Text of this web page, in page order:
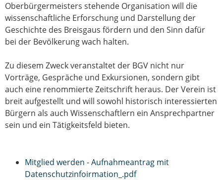
Oberbürgermeisters stehende Organisation will die
wissenschaftliche Erforschung und Darstellung der
Geschichte des Breisgaus fördern und den Sinn dafür
bei der Bevölkerung wach halten.
Zu diesem Zweck veranstaltet der BGV nicht nur
Vorträge, Gespräche und Exkursionen, sondern gibt
auch eine renommierte Zeitschrift heraus. Der Verein ist
breit aufgestellt und will sowohl historisch interessierten
Bürgern als auch Wissenschaftlern ein Ansprechpartner
sein und ein Tätigkeitsfeld bieten.
Mitglied werden - Aufnahmeantrag mit
Datenschutzinfoirmation_.pdf